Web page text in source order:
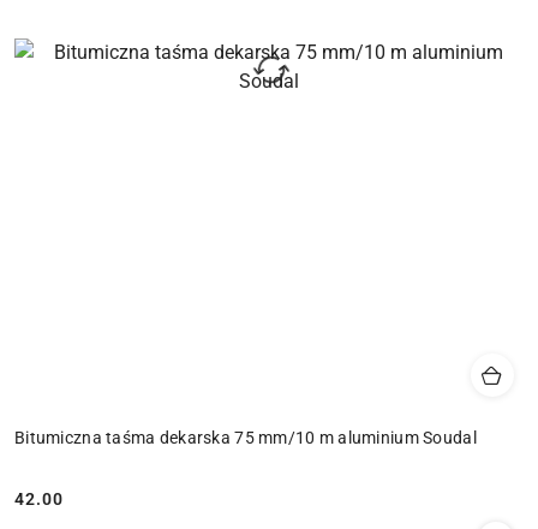
Bitumiczna taśma dekarska 75 mm/10 m aluminium Soudal
Cena:
42.00